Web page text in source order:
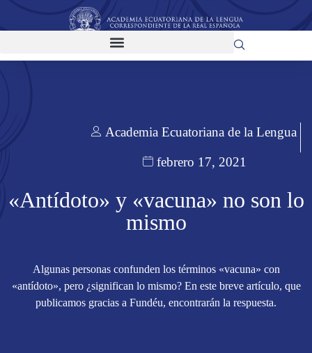
Academia Ecuatoriana de la Lengua
febrero 17, 2021
«Antídoto» y «vacuna» no son lo
mismo
Algunas personas confunden los términos «vacuna» con
«antídoto», pero ¿significan lo mismo? En este breve artículo, que
publicamos gracias a Fundéu, encontrarán la respuesta.